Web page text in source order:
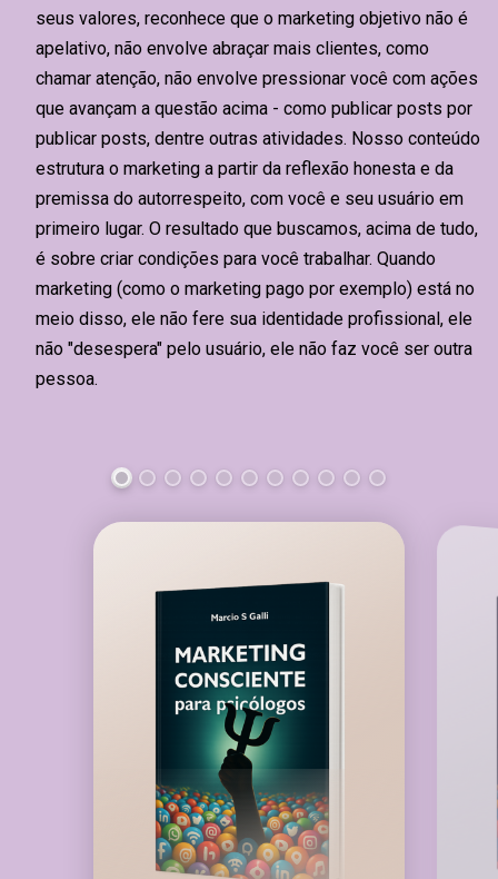
seus valores, reconhece que o marketing objetivo não é
apelativo, não envolve abraçar mais clientes, como
chamar atenção, não envolve pressionar você com ações
que avançam a questão acima - como publicar posts por
publicar posts, dentre outras atividades. Nosso conteúdo
estrutura o marketing a partir da reflexão honesta e da
premissa do autorrespeito, com você e seu usuário em
primeiro lugar. O resultado que buscamos, acima de tudo,
é sobre criar condições para você trabalhar. Quando
marketing (como o marketing pago por exemplo) está no
meio disso, ele não fere sua identidade profissional, ele
não "desespera" pelo usuário, ele não faz você ser outra
pessoa.